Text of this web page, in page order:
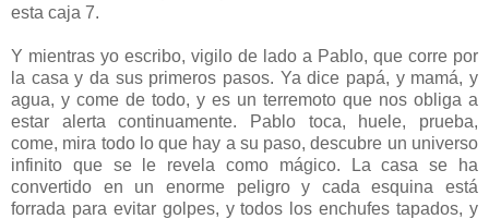
esta caja 7.
Y mientras yo escribo, vigilo de lado a Pablo, que corre por
la casa y da sus primeros pasos. Ya dice papá, y mamá, y
agua, y come de todo, y es un terremoto que nos obliga a
estar alerta continuamente. Pablo toca, huele, prueba,
come, mira todo lo que hay a su paso, descubre un universo
infinito que se le revela como mágico. La casa se ha
convertido en un enorme peligro y cada esquina está
forrada para evitar golpes, y todos los enchufes tapados, y